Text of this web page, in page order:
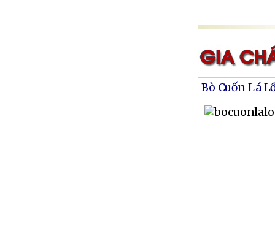
Bò Cuốn Lá